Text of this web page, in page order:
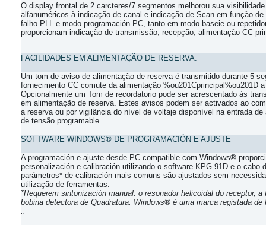
O display frontal de 2 carcteres/7 segmentos melhorou sua
alfanuméricos à indicação de canal e indicação de Scan em função
falho PLL e modo programación PC, tanto em modo baseie ou
proporcionam indicação de transmissão, recepção, alimentação CC
FACILIDADES EM ALIMENTAÇÃO DE RESERVA.
Um tom de aviso de alimentação de reserva é transmitido durante 5
fornecimento CC comute da alimentação %ou201Cprincipal%ou201D
Opcionalmente um Tom de recordatorio pode ser acrescentado às
em alimentação de reserva. Estes avisos podem ser activados ao
a reserva ou por vigilância do nível de voltaje disponível na entrada de
de tensão programable.
SOFTWARE WINDOWS® DE PROGRAMACIÓN E AJUSTE
A programación e ajuste desde PC compatible com Windows®
personalización e calibración utilizando o software KPG-91D e o cabo
parámetros* de calibración mais comuns são ajustados sem
utilização de ferramentas.
*Requerem sintonización manual: o resonador helicoidal do receptor, a
bobina detectora de Quadratura. Windows® é uma marca registada de